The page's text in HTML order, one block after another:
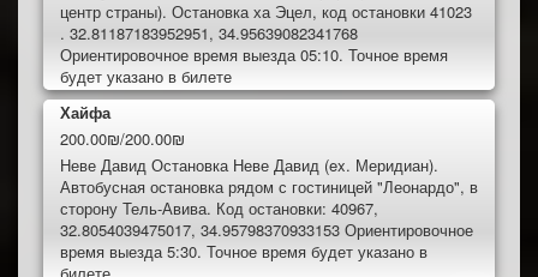
центр страны). Остановка ха Эцел, код остановки 41023
. 32.81187183952951, 34.95639082341768
Ориентировочное время выезда 05:10. Точное время
будет указано в билете
Хайфа
200.00₪/200.00₪
Неве Давид Остановка Неве Давид (ex. Меридиан).
Автобусная остановка рядом с гостиницей "Леонардо", в
сторону Тель-Авива. Код остановки: 40967,
32.8054039475017, 34.95798370933153 Ориентировочное
время выезда 5:30. Точное время будет указано в